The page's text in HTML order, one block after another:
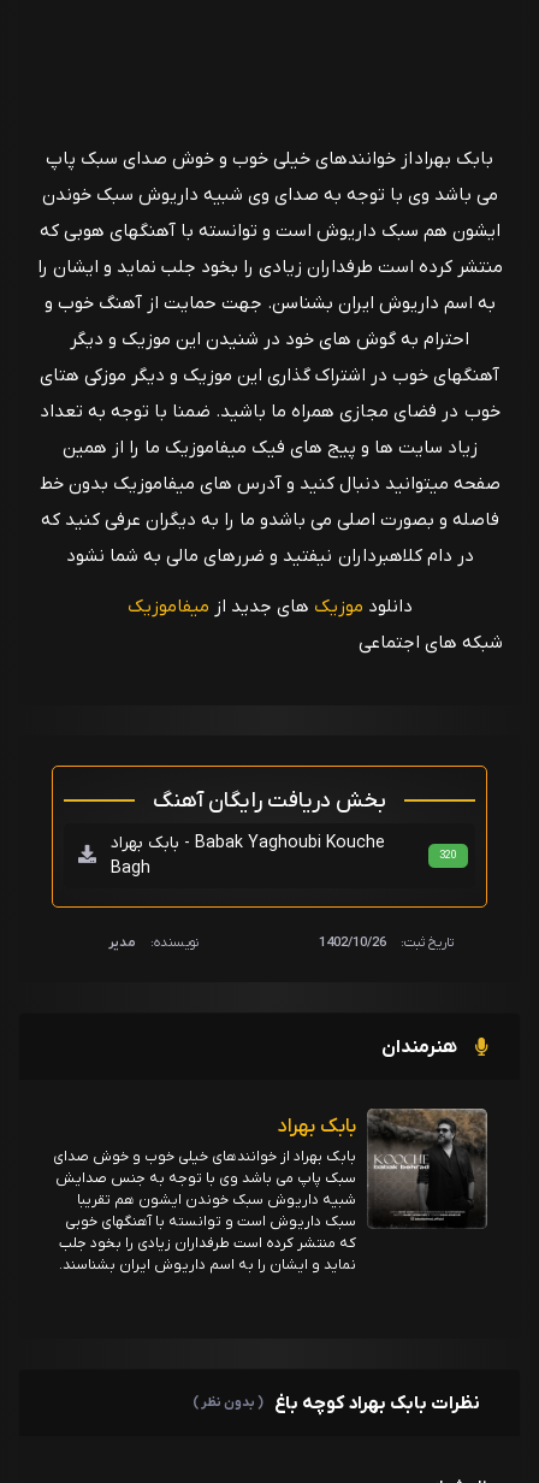
بابک بهراد از خوانندهای خیلی خوب و خوش صدای سبک پاپ
می باشد وی با توجه به صدای وی شبیه داریوش سبک خوندن
ایشون هم سبک داریوش است و توانسته با آهنگهای هوبی که
منتشر کرده است طرفداران زیادی را بخود جلب نماید و ایشان را
به اسم داریوش ایران بشناسن. جهت حمایت از آهنگ خوب و
احترام به گوش های خود در شنیدن این موزیک و دیگر
آهنگهای خوب در اشتراک گذاری این موزیک و دیگر موزکی هتای
خوب در فضای مجازی همراه ما باشید. ضمنا با توجه به تعداد
زیاد سایت ها و پیج های فیک میفاموزیک ما را از همین
صفحه میتوانید دنبال کنید و آدرس های میفاموزیک بدون خط
فاصله و بصورت اصلی می باشدو ما را به دیگران عرفی کنید که
در دام کلاهبرداران نیفتید و ضررهای مالی به شما نشود
دانلود موزیک های جدید از میفاموزیک
شبکه های اجتماعی
بخش دریافت رایگان آهنگ
بابک بهراد - Babak Yaghoubi Kouche
Bagh
320
تاریخ ثبت: 1402/10/26 نویسنده: مدیر
هنرمندان
بابک بهراد
بابک بهراد از خوانندهای خیلی خوب و خوش صدای
سبک پاپ می باشد وی با توجه به جنس صدایش
شبیه داریوش سبک خوندن ایشون هم تقریبا
سبک داریوش است و توانسته با آهنگهای خوبی
که منتشر کرده است طرفداران زیادی را بخود جلب
نماید و ایشان را به اسم داریوش ایران بشناسند.
نظرات بابک بهراد کوچه باغ ( بدون نظر )